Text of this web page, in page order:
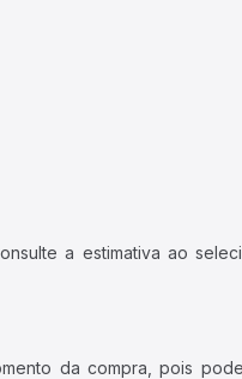
a estimativa ao
da compra, pois